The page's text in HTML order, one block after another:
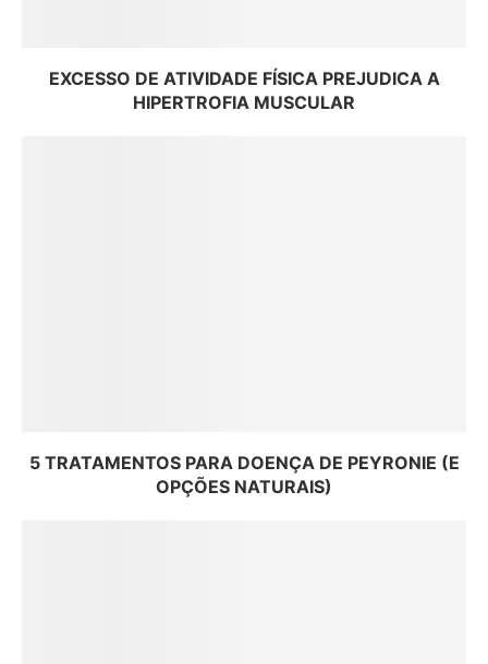
EXCESSO DE ATIVIDADE FÍSICA PREJUDICA A
HIPERTROFIA MUSCULAR
5 TRATAMENTOS PARA DOENÇA DE PEYRONIE (E
OPÇÕES NATURAIS)